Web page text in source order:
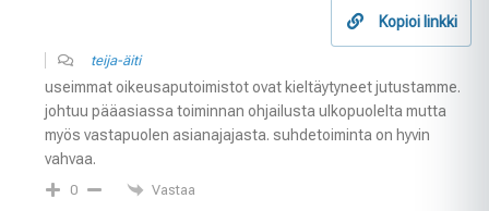
Kopioi linkki
teija-äiti
useimmat oikeusaputoimistot ovat kieltäytyneet jutustamme.
johtuu pääasiassa toiminnan ohjailusta ulkopuolelta mutta
myös vastapuolen asianajajasta. suhdetoiminta on hyvin
vahvaa.
0 Vastaa